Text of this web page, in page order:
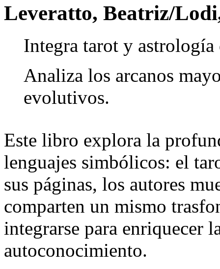
Leveratto, Beatriz/
Integra tarot y
Analiza los arcanos
evolutivos.
Este libro explora la
lenguajes simbólicos: el
sus páginas, los autores
comparten un mismo
integrarse para enriquecer
autoconocimiento.